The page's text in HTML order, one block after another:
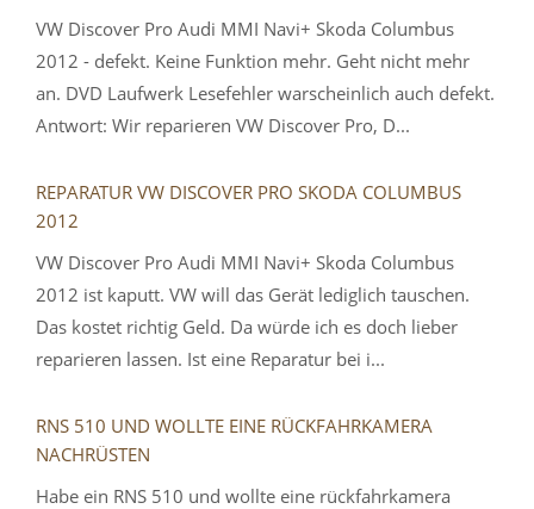
VW Discover Pro Audi MMI Navi+ Skoda Columbus
2012 - defekt. Keine Funktion mehr. Geht nicht mehr
an. DVD Laufwerk Lesefehler warscheinlich auch defekt.
Antwort: Wir reparieren VW Discover Pro, D...
REPARATUR VW DISCOVER PRO SKODA COLUMBUS
2012
VW Discover Pro Audi MMI Navi+ Skoda Columbus
2012 ist kaputt. VW will das Gerät lediglich tauschen.
Das kostet richtig Geld. Da würde ich es doch lieber
reparieren lassen. Ist eine Reparatur bei i...
RNS 510 UND WOLLTE EINE RÜCKFAHRKAMERA
NACHRÜSTEN
Habe ein RNS 510 und wollte eine rückfahrkamera